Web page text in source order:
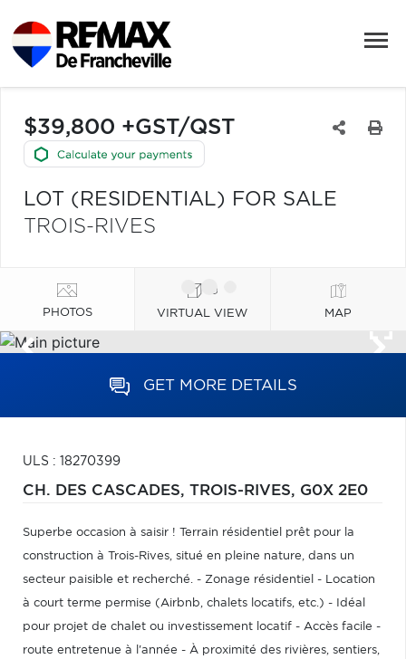
$39,800 +GST/QST
LOT (RESIDENTIAL) FOR SALE
TROIS-RIVES
PHOTOS VIRTUAL VIEW MAP
GET MORE DETAILS
ULS : 18270399
CH. DES CASCADES, TROIS-RIVES, G0X 2E0
Superbe occasion à saisir ! Terrain résidentiel prêt pour la
construction à Trois-Rives, situé en pleine nature, dans un
secteur paisible et recherché. - Zonage résidentiel - Location
à court terme permise (Airbnb, chalets locatifs, etc.) - Idéal
pour projet de chalet ou investissement locatif - Accès facile -
route entretenue à l'année - À proximité des rivières, sentiers,